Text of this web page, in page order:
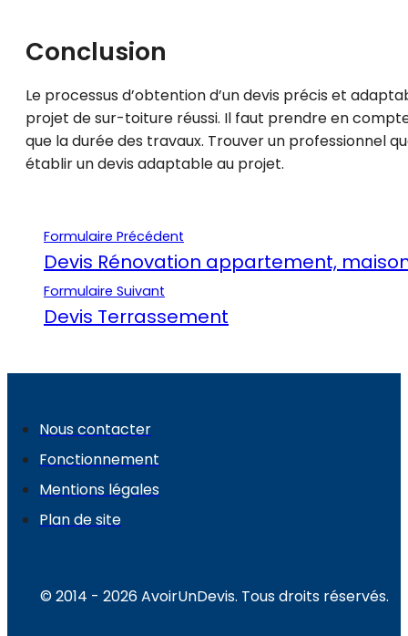
Conclusion
Le processus d’obtention d’un devis précis et
projet de sur-toiture réussi. Il faut prendre en
que la durée des travaux. Trouver un professionnel
établir un devis adaptable au projet.
Formulaire Précédent
Devis Rénovation appartement,
Formulaire Suivant
Devis Terrassement
Nous contacter
Fonctionnement
Mentions légales
Plan de site
© 2014 - 2026 AvoirUnDevis. Tous droits réservés.